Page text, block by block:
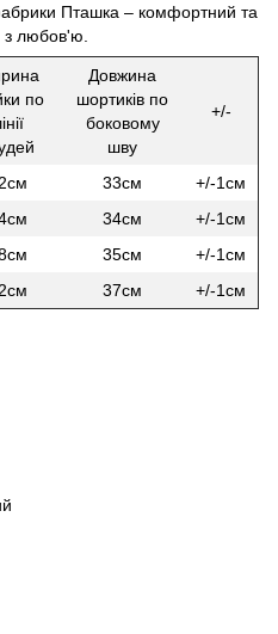
Пташка – комфортний та
з любов'ю.
по
Довжина
шортиків по
боковому
шву
+/-
33см
+/-1см
34см
+/-1см
35см
+/-1см
37см +/-1см